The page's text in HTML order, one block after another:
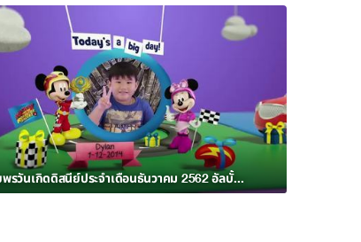
สมุดอวยพรวันเกิดดิสนีย์ประจำเดือนธันวาคม 2562 อัลบั้ม 3